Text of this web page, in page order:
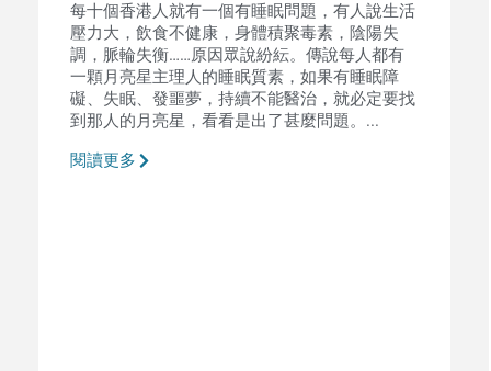
每十個香港人就有一個有睡眠問題，有人說生活
壓力大，飲食不健康，身體積聚毒素，陰陽失
調，脈輪失衡……原因眾說紛紜。傳說每人都有
一顆月亮星主理人的睡眠質素，如果有睡眠障
礙、失眠、發噩夢，持續不能醫治，就必定要找
到那人的月亮星，看看是出了甚麼問題。...
閱讀更多